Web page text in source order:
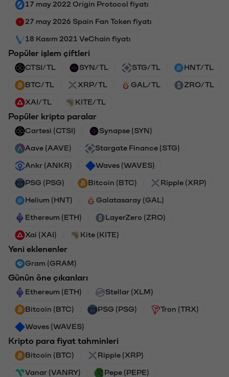
17 may 2022 Origin Protocol fiyatı
27 may 2026 Spain Fan Token fiyatı
18 Kasım 2021 VeChain fiyatı
Popüler işlem çiftleri
CTSI/TL SYN/TL STG/TL HNT/TL
BTC/TL XRP/TL GAL/TL ZRO/TL
XAI/TL KITE/TL
Popüler kripto paralar
Cartesi (CTSI) Synapse (SYN)
Aave (AAVE) Stargate Finance (STG)
Ankr (ANKR) Waves (WAVES)
PSG (PSG) Bitcoin (BTC) Ripple (XRP)
Helium (HNT) Galatasaray (GAL)
Ethereum (ETH) LayerZero (ZRO)
Xai (XAI) Kite (KITE)
Yeni eklenenler
Gram (GRAM)
Günün öne çıkanları
Ethereum (ETH) Stellar (XLM)
Bitcoin (BTC) PSG (PSG) Tron (TRX)
Waves (WAVES)
Kripto para fiyat tahminleri
Bitcoin (BTC) Ripple (XRP)
Vanar (VANRY) Pepe (PEPE)